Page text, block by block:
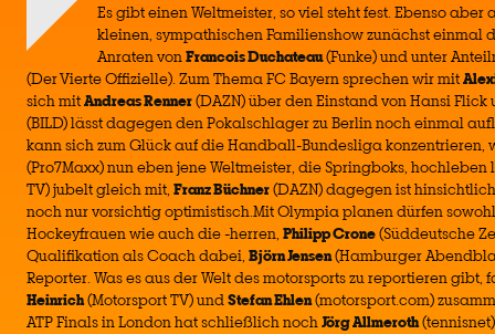
Es gibt einen Weltmeister, so viel steht fest. Ebenso aber
kleinen, sympathischen Familienshow zunächst einmal
Anraten vonFrancois Duchateau(Funke) und unter
(Der Vierte Offizielle). Zum Thema FC Bayern sprechen wir mit
sich mitAndreas Renner(DAZN) über den Einstand von Hansi
(BILD) lässt dagegen den Pokalschlager zu Berlin noch einmal
kann sich zum Glück auf die Handball-Bundesliga konzentrieren,
(Pro7Maxx) nun eben jene Weltmeister, die Springboks, hochleben
TV) jubelt gleich mit, Franz Büchner(DAZN) dagegen ist
noch nur vorsichtig optimistisch.Mit Olympia planen dürfen
Hockeyfrauen wie auch die -herren, Philipp Crone(Süddeutsche
Qualifikation als Coach dabei, Björn Jensen(Hamburger
Reporter. Was es aus der Welt des motorsports zu reportieren gibt,
Heinrich(Motorsport TV) undStefan Ehlen(motorsport.com)
ATP Finals in London hat schließlich nochJörg Allmeroth